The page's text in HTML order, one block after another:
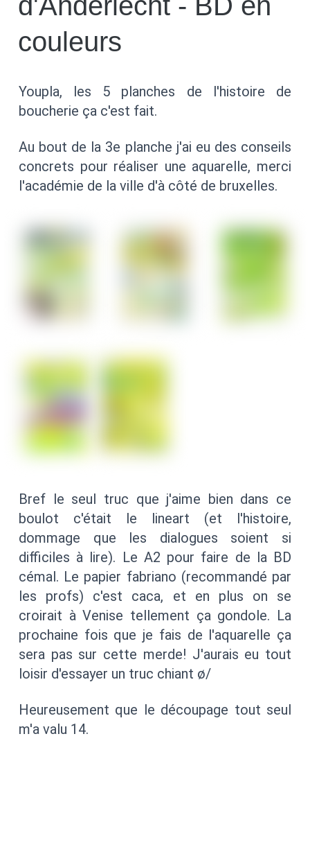
couleurs
Youpla, les 5 planches de l'histoire de
boucherie ça c'est fait.
Au bout de la 3e planche j'ai eu des conseils
concrets pour réaliser une aquarelle, merci
l'académie de la ville d'à côté de bruxelles.
Bref le seul truc que j'aime bien dans ce
boulot c'était le lineart (et l'histoire,
dommage que les dialogues soient si
difficiles à lire). Le A2 pour faire de la BD
cémal. Le papier fabriano (recommandé par
les profs) c'est caca, et en plus on se
croirait à Venise tellement ça gondole. La
prochaine fois que je fais de l'aquarelle ça
sera pas sur cette merde! J'aurais eu tout
loisir d'essayer un truc chiant ø/
Heureusement que le découpage tout seul
m'a valu 14.